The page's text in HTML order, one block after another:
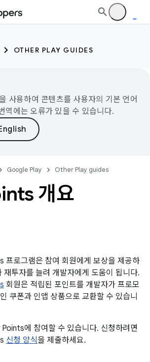
OTHER PLAY GUIDES
사용하여 콘텐츠를 사용자의 기본 언어
역에는 오류가 있을 수 있습니다.
Google Play Other Play guides
개요
로그램은 참여 회원에게 보상을 제공하
재투자를 늘려 개발자에게 도움이 됩니다.
회원은 적립된 포인트를 개발자가 프로모
쿠폰과 인앱 상품으로 교환할 수 있습니
에 참여할 수 있습니다. 신청하려면
신청 양식을 제출하세요.